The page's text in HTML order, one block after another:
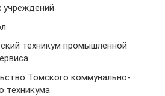
техникум промышленной
Томского коммунально-
техникума